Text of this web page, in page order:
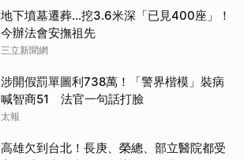
地下墳墓遷葬…挖3.6米深「已見400座」！
今辦法會安撫祖先
三立新聞網
涉開假罰單圖利738萬！「警界楷模」裝病
喊智商51 法官一句話打臉
太報
高雄欠到台北！長庚、榮總、部立醫院都受